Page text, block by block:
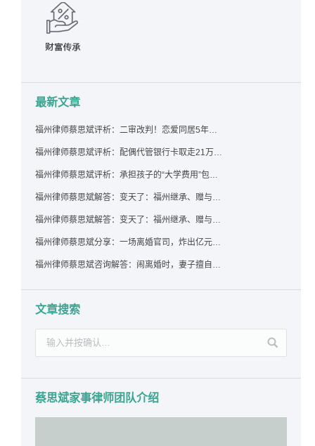
最新文章
福州律师蔡思斌评析：二审改判！恋爱同居5年为女友买车，分手后能要回吗？
福州律师蔡思斌评析：配偶代管银行卡取走21万，离婚后这笔钱还要得回来吗？
福州律师蔡思斌评析：承担孩子的“大学费用”包括高额留学费用吗？
福州律师蔡思斌解答：变天了：福州继承、赠与房产转让要收20%个税？福州国税官方回复来了！
福州律师蔡思斌解答：变天了：福州继承、赠与房产转让要收20%个税？福州国税官方回答来了！
福州律师蔡思斌分享：一场离婚官司，炸出亿元“糊涂账”：本想分割家产，结果“自爆”了家底
福州律师蔡思斌咨询解答：闹离婚时，妻子擅自带走孩子并阻止其上学，违法吗？该如何维权？
文章搜索
蔡思斌家事律师团队介绍